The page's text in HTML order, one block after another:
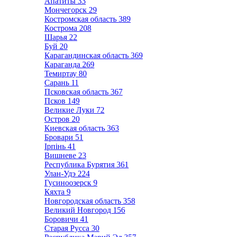
Мончегорск 29
Костромская область 389
Кострома 208
Шарья 22
Буй 20
Карагандинская область 369
Караганда 269
Темиртау 80
Сарань 11
Псковская область 367
Псков 149
Великие Луки 72
Остров 20
Киевская область 363
Бровари 51
Ірпінь 41
Вишневе 23
Республика Бурятия 361
Улан-Удэ 224
Гусиноозерск 9
Кяхта 9
Новгородская область 358
Великий Новгород 156
Боровичи 41
Старая Русса 30